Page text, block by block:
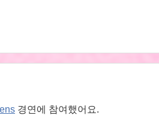
경연에 참여했어요.